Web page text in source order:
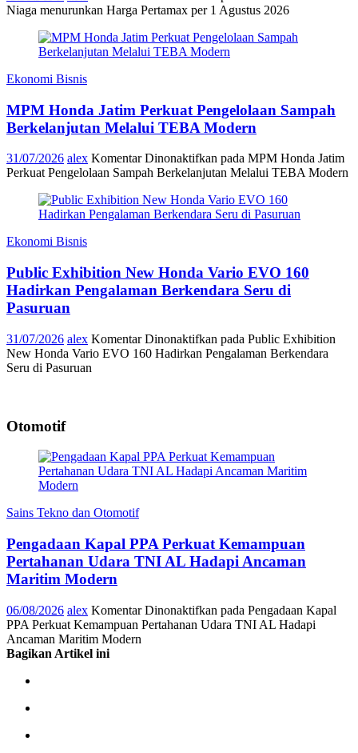
Niaga menurunkan Harga Pertamax per 1 Agustus 2026
Ekonomi Bisnis
MPM Honda Jatim Perkuat Pengelolaan Sampah
Berkelanjutan Melalui TEBA Modern
31/07/2026 alex Komentar Dinonaktifkan pada MPM Honda Jatim
Perkuat Pengelolaan Sampah Berkelanjutan Melalui TEBA Modern
Ekonomi Bisnis
Public Exhibition New Honda Vario EVO 160
Hadirkan Pengalaman Berkendara Seru di
Pasuruan
31/07/2026 alex Komentar Dinonaktifkan pada Public Exhibition
New Honda Vario EVO 160 Hadirkan Pengalaman Berkendara
Seru di Pasuruan
Otomotif
Sains Tekno dan Otomotif
Pengadaan Kapal PPA Perkuat Kemampuan
Pertahanan Udara TNI AL Hadapi Ancaman
Maritim Modern
06/08/2026 alex Komentar Dinonaktifkan pada Pengadaan Kapal
PPA Perkuat Kemampuan Pertahanan Udara TNI AL Hadapi
Ancaman Maritim Modern
Bagikan Artikel ini